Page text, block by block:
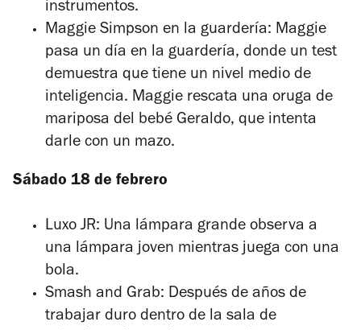
instrumentos.
Maggie Simpson en la guardería: Maggie
pasa un día en la guardería, donde un test
demuestra que tiene un nivel medio de
inteligencia. Maggie rescata una oruga de
mariposa del bebé Geraldo, que intenta
darle con un mazo.
Sábado 18 de febrero
Luxo JR: Una lámpara grande observa a
una lámpara joven mientras juega con una
bola.
Smash and Grab: Después de años de
trabajar duro dentro de la sala de